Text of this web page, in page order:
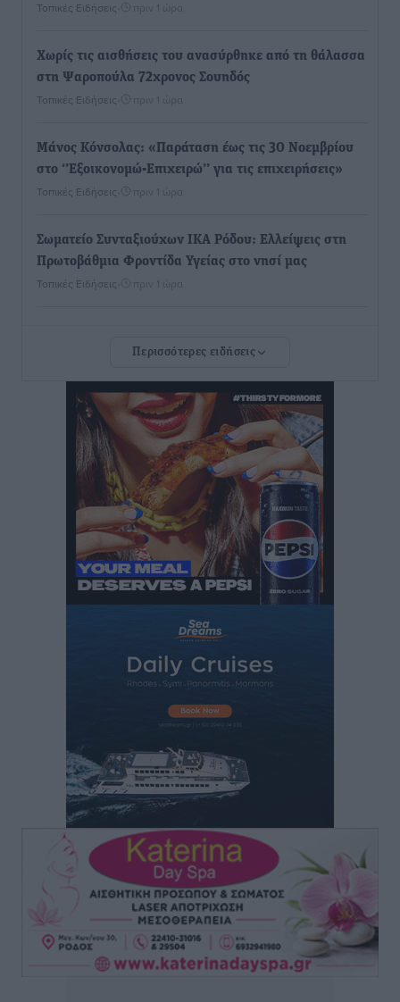
Τοπικές Ειδήσεις πριν 1 ώρα
Χωρίς τις αισθήσεις του ανασύρθηκε από τη θάλασσα
στη Ψαροπούλα 72χρονος Σουηδός
Τοπικές Ειδήσεις πριν 1 ώρα
Μάνος Κόνσολας: «Παράταση έως τις 30 Νοεμβρίου
στο ‘’Εξοικονομώ-Επιχειρώ’’ για τις επιχειρήσεις»
Τοπικές Ειδήσεις πριν 1 ώρα
Σωματείο Συνταξιούχων ΙΚΑ Ρόδου: Ελλείψεις στη
Πρωτοβάθμια Φροντίδα Υγείας στο νησί μας
Τοπικές Ειδήσεις πριν 1 ώρα
Πόθιας με χρηματοδότηση 3,58 εκατ. ευρώ από το
Τοπικές Ειδήσεις• πριν 2 ώρες
Την Παρασκευή 21 Αυγούστου η τελετή εγκαινίων
του νέου Περιφερειακού Πολυδύναμου Ιατρείου
Γενναδίου παρουσία του Άδωνι Γεωργιάδη
Τοπικές Ειδήσεις• πριν 2 ώρες
Στη Λέρο ο πρόεδρος του ΠΑΣΟΚ Νίκος Ανδρουλάκης
Τοπικές Ειδήσεις• πριν 2 ώρες
Στα 2-2,35 GW ο στόχος για τα πρώτα υπεράκτια
πριν 4 ώρες
Η Ελλάδα κρατά το τουριστικό momentum, παρά τις
Ειδήσεις• πριν 4 ώρες
Σε κόκκινο συναγερμό επτά Περιφέρειες – Οι οδηγίες
της Πολιτικής Προστασίας και ο Χάρτης Πρόβλεψης
Πυρκαγιάς
Ειδήσεις πριν 4 ώρες
ΑΑΔΕ: Αυξάνονται οι «καρφωτές» για φοροδιαφυγή
– Στο μικροσκόπιο τουριστικοί προορισμοί, ταμειακές
και συναλλαγές POS
Περισσότερες ειδήσεις